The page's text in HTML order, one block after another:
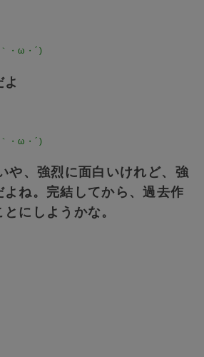
・ω・´)
・ω・´)
や、強烈に面白いけれど、強
ね。完結してから、過去作
にしようかな。